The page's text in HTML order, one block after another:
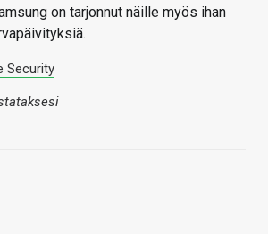
on tarjonnut näille myös ihan
Security